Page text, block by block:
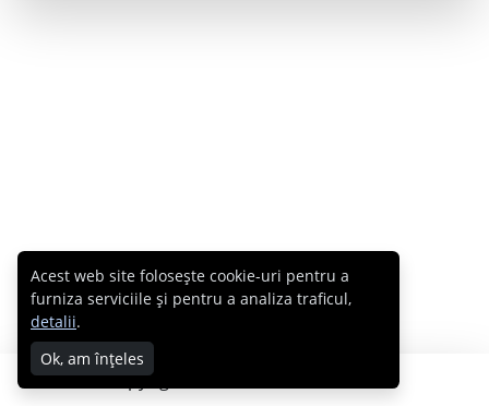
Copyright © 2007 - 2026 Cabral.ro
Acest web site folosește cookie-uri pentru a
furniza serviciile și pentru a analiza traficul,
detalii.
Ok, am înțeles